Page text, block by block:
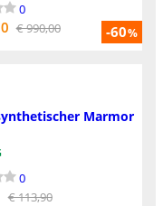
-60%
0
€ 990,00
Marmor
0
€ 113,90